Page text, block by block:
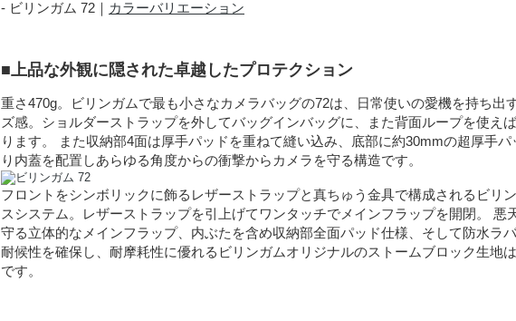
- ビリンガム 72｜ カラーバリエーション
■上品な外観に隠された卓越したプロテクション
重さ470g。ビリンガムで最も小さなカメラバッグの72は、日常使いの愛機を持ち出
ズ感。ショルダーストラップを外してバッグインバッグに、また背面ループを使え
ります。 また収納部4面は厚手パッドを重ねて縫い込み、底部に約30mmの超厚手
り内蓋を配置しあらゆる角度からの衝撃からカメラを守る構造です。
フロントをシンボリックに飾るレザーストラップと真ちゅう金具で構成されるビリ
スシステム。レザーストラップを引上げてワンタッチでメインフラップを開閉。 悪
守る立体的なメインフラップ、内ぶたを含め収納部全面パッド仕様、そして防水ラ
耐候性を確保し、耐摩耗性に優れるビリンガムオリジナルのストームブロック生地
です。